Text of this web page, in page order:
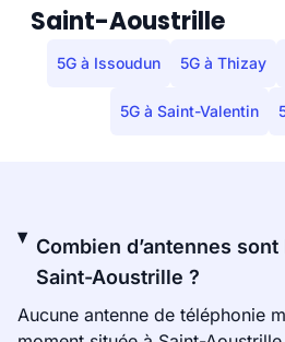
Saint-Aoustrille
5G à Issoudun 5G à Thizay
5G à Saint-Valentin
Combien d’antennes
Saint-Aoustrille ?
Aucune antenne de téléphonie